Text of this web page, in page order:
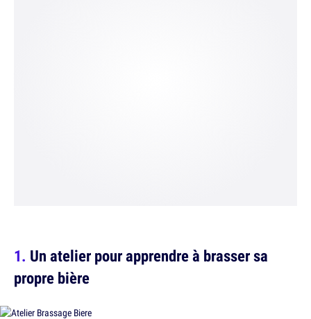
Un atelier pour apprendre à brasser sa
propre bière